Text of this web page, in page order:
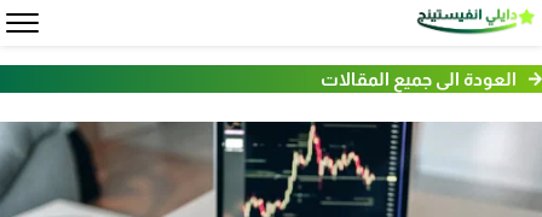
العودة الى جميع المقالات